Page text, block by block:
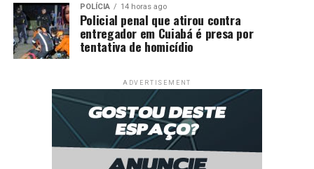
POLÍCIA 14 horas ago
Policial penal que atirou contra
entregador em Cuiabá é presa por
tentativa de homicídio
ADVERTISEMENT